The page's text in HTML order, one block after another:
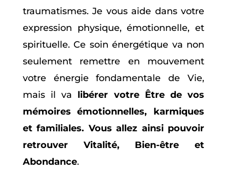
traumatismes. Je vous aide dans votre
expression physique, émotionnelle, et
spirituelle. Ce soin énergétique va non
seulement remettre en mouvement
votre énergie fondamentale de Vie,
mais il va libérer votre Être de vos
mémoires émotionnelles, karmiques
et familiales. Vous allez ainsi pouvoir
retrouver Vitalité, Bien-être et
Abondance.